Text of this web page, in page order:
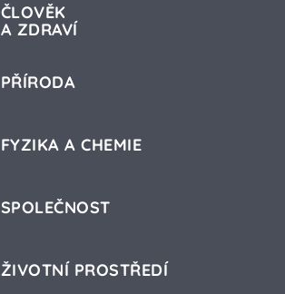
ČLOVĚK
A ZDRAVÍ
PŘÍRODA
FYZIKA A CHEMIE
SPOLEČNOST
ŽIVOTNÍ PROSTŘEDÍ